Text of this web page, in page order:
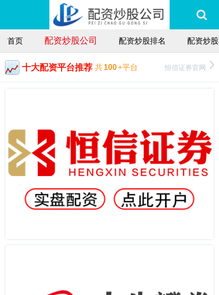
首页 配资炒股公司 配资炒股排名 配资炒
十大配资平台推荐 共100+平台 恒信证券官网